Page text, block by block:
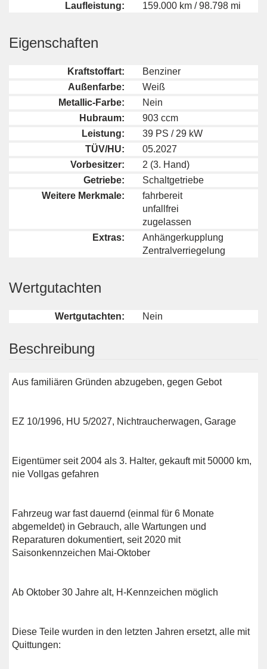
Laufleistung:
159.000 km / 98.798 mi
Eigenschaften
Kraftstoffart:
Benziner
Außenfarbe:
Weiß
Metallic-Farbe:
Nein
Hubraum:
903 ccm
Leistung:
39 PS / 29 kW
TÜV/HU:
05.2027
Vorbesitzer:
2 (3. Hand)
Getriebe:
Schaltgetriebe
Weitere Merkmale:
fahrbereit
unfallfrei
zugelassen
Extras:
Anhängerkupplung
Zentralverriegelung
Wertgutachten
Wertgutachten: Nein
Beschreibung
Aus familiären Gründen abzugeben, gegen Gebot
EZ 10/1996, HU 5/2027, Nichtraucherwagen, Garage
Eigentümer seit 2004 als 3. Halter, gekauft mit 50000 km,
nie Vollgas gefahren
Fahrzeug war fast dauernd (einmal für 6 Monate
abgemeldet) in Gebrauch, alle Wartungen und
Reparaturen dokumentiert, seit 2020 mit
Saisonkennzeichen Mai-Oktober
Ab Oktober 30 Jahre alt, H-Kennzeichen möglich
Diese Teile wurden in den letzten Jahren ersetzt, alle mit
Quittungen: